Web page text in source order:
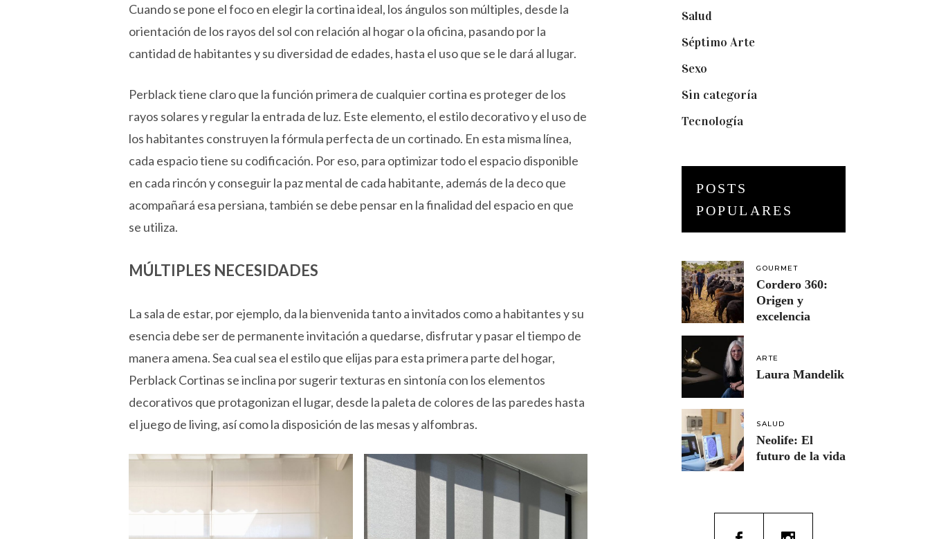
Cuando se pone el foco en elegir la cortina ideal, los ángulos son múltiples, desde la
orientación de los rayos del sol con relación al hogar o la oficina, pasando por la
cantidad de habitantes y su diversidad de edades, hasta el uso que se le dará al lugar.
Perblack tiene claro que la función primera de cualquier cortina es proteger de los
rayos solares y regular la entrada de luz. Este elemento, el estilo decorativo y el uso de
los habitantes construyen la fórmula perfecta de un cortinado. En esta misma línea,
cada espacio tiene su codificación. Por eso, para optimizar todo el espacio disponible
en cada rincón y conseguir la paz mental de cada habitante, además de la deco que
acompañará esa persiana, también se debe pensar en la finalidad del espacio en que
se utiliza.
MÚLTIPLES NECESIDADES
La sala de estar, por ejemplo, da la bienvenida tanto a invitados como a habitantes y su
esencia debe ser de permanente invitación a quedarse, disfrutar y pasar el tiempo de
manera amena. Sea cual sea el estilo que elijas para esta primera parte del hogar,
Perblack Cortinas se inclina por sugerir texturas en sintonía con los elementos
decorativos que protagonizan el lugar, desde la paleta de colores de las paredes hasta
el juego de living, así como la disposición de las mesas y alfombras.
Salud
Séptimo Arte(40)
Sexo
Sin categoría(2)
Tecnología(3)
POSTS
POPULARES
GOURMET
Cordero 360:
Origen y
excelencia
ARTE
Laura Mandelik
SALUD
Neolife: El
futuro de la vida